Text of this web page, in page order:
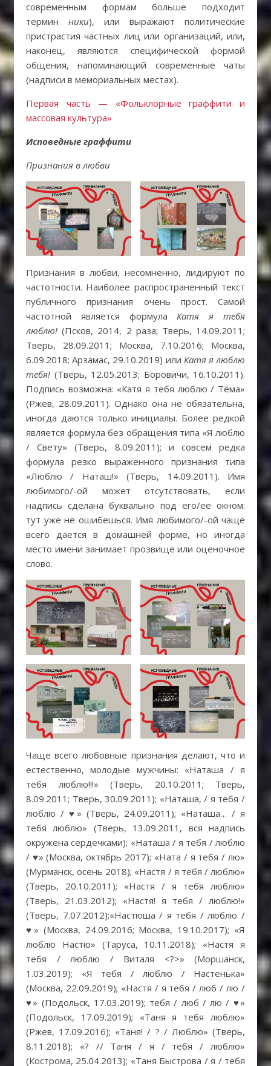
современным формам больше подходит
термин ники), или выражают политические
пристрастия частных лиц или организаций, или,
наконец, являются специфической формой
общения, напоминающий современные чаты
(надписи в мемориальных местах).
Первая часть — «Фольклорные граффити и
массовая культура»
Исповедные граффити
Признания в любви
Признания в любви, несомненно, лидируют по
частотности. Наиболее распространенный текст
публичного признания очень прост. Самой
частотной является формулаКатя я тебя
люблю!(Псков, 2014, 2 раза; Тверь, 14.09.2011;
Тверь, 28.09.2011; Москва, 7.10.2016; Москва,
6.09.2018; Арзамас, 29.10.2019) или Катя я люблю
тебя! (Тверь, 12.05.2013; Боровичи, 16.10.2011).
Подпись возможна: «Катя я тебя люблю / Тёма»
(Ржев, 28.09.2011). Однако она не обязательна,
иногда даются только инициалы. Более редкой
является формула без обращения типа «Я люблю
/ Свету» (Тверь, 8.09.2011); и совсем редка
формула резко выраженного признания типа
«Люблю / Наташ!» (Тверь, 14.09.2011). Имя
любимого/-ой может отсутствовать, если
надпись сделана буквально под его/ее окном:
тут уже не ошибешься. Имя любимого/-ой чаще
всего дается в домашней форме, но иногда
место имени занимает прозвище или оценочное
слово.
Чаще всего любовные признания делают, что и
естественно, молодые мужчины: «Наташа / я
тебя люблю!!!» (Тверь, 20.10.2011; Тверь,
8.09.2011; Тверь, 30.09.2011); «Наташа, / я тебя /
люблю / ♥» (Тверь, 24.09.2011); «Наташа… / я
тебя люблю» (Тверь, 13.09.2011, вся надпись
окружена сердечками); «Наташа / я тебя / люблю
/ ♥» (Москва, октябрь 2017); «Ната / я тебя / лю»
(Мурманск, осень 2018); «Настя / я тебя / люблю»
(Тверь, 20.10.2011); «Настя / я тебя люблю»
(Тверь, 21.03.2012); «Настя! я тебя / люблю!»
(Тверь, 7.07.2012);«Настюша / я тебя / люблю /
♥» (Москва, 24.09.2016; Москва, 19.10.2017); «Я
люблю Настю» (Таруса, 10.11.2018); «Настя я
тебя / люблю / Виталя <?>» (Моршанск,
1.03.2019); «Я тебя / люблю / Настенька»
(Москва, 22.09.2019); «Настя / я тебя / люб / лю /
♥» (Подольск, 17.03.2019); тебя / люб / лю / ♥»
(Подольск, 17.09.2019); «Таня я тебя люблю»
(Ржев, 17.09.2016); «Таня! / ? / Люблю» (Тверь,
8.11.2018); «? // Таня / я / тебя / люблю»
(Кострома, 25.04.2013); «Таня Быстрова / я / тебя